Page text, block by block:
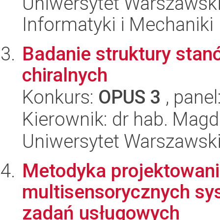
Informatyki i Mechaniki
Badanie struktury
chiralnych
Konkurs: OPUS 3 ,
Kierownik: dr hab.
Uniwersytet
Metodyka
multisensorycznych
zadań usługowych